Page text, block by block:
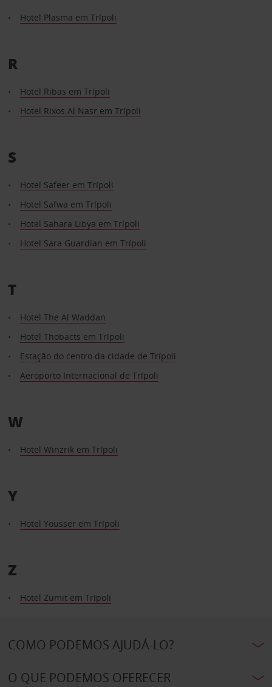
Hotel Plasma em Trípoli
R
Hotel Ribas em Trípoli
Hotel Rixos Al Nasr em Trípoli
S
Hotel Safeer em Trípoli
Hotel Safwa em Trípoli
Hotel Sahara Libya em Trípoli
Hotel Sara Guardian em Trípoli
T
Hotel The Al Waddan
Hotel Thobacts em Trípoli
Estação do centro da cidade de Trípoli
Aeroporto Internacional de Trípoli
W
Hotel Winzrik em Trípoli
Y
Hotel Yousser em Trípoli
Z
Hotel Zumit em Trípoli
COMO PODEMOS AJUDÁ-LO?
O QUE PODEMOS OFERECER